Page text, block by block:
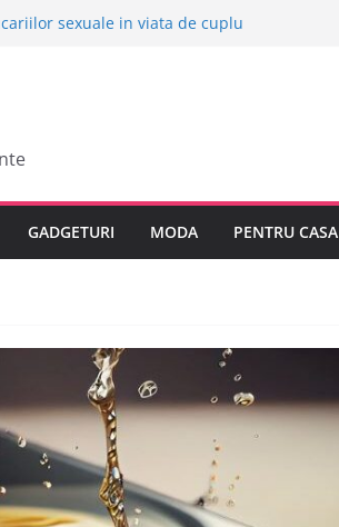
sexuale in viata de cuplu
GADGETURI MODA PENTRU CASA